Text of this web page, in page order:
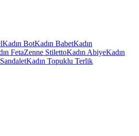
Kadın BotKadın BabetKadın
FetaZenne StilettoKadın AbiyeKadın
Kadın Topuklu Terlik